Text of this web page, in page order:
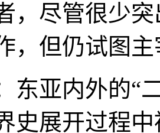
，尽管很少
，但仍试图
东亚内外的“
史展开过程